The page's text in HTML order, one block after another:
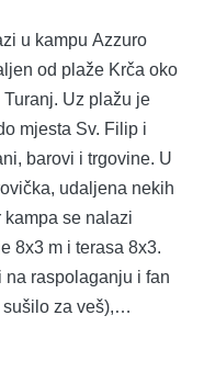
u kampu Azzuro
od plaže Krča oko
Uz plažu je
mjesta Sv. Filip i
barovi i trgovine. U
udaljena nekih
kampa se nalazi
8x3 m i terasa 8x3.
na raspolaganju i fan
za veš),
frižider, perilica